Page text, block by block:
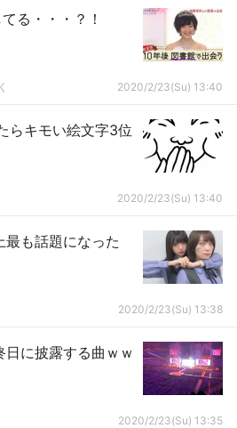
る・・・？！
2020/2/23(Su) 13:40
らキモい絵文字3位
2020/2/23(Su) 13:40
最も話題になった
2020/2/23(Su) 13:38
日に披露する曲ｗｗ
2020/2/23(Su) 13:35